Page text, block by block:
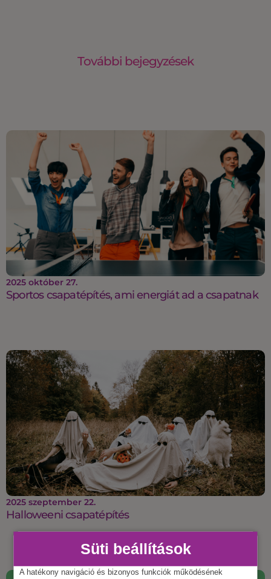
További bejegyzések
2025 október 27.
Sportos csapatépítés, ami energiát ad a csapatnak
2025 szeptember 22.
Halloweeni csapatépítés
Süti beállítások
A hatékony navigáció és bizonyos funkciók működésének